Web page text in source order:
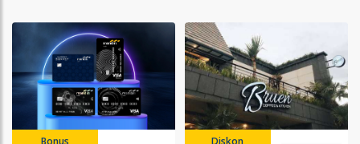
Bonus Diskon